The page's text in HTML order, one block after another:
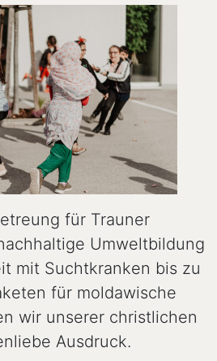
für Trauner
Umweltbildung
mit Suchtkranken bis zu
für moldawische
wir unserer christlichen
Ausdruck.